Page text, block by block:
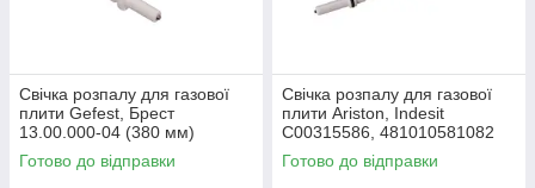
Свічка розпалу для газової
плити Gefest, Брест
13.00.000-04 (380 мм)
Готово до відправки
Свічка розпалу для газової
плити Ariston, Indesit
C00315586, 481010581082
(550 мм)
Готово до відправки